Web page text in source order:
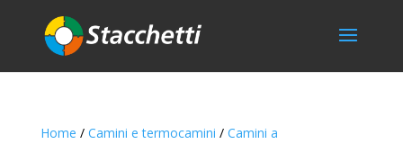
Home / Camini e termocamini / Camini a